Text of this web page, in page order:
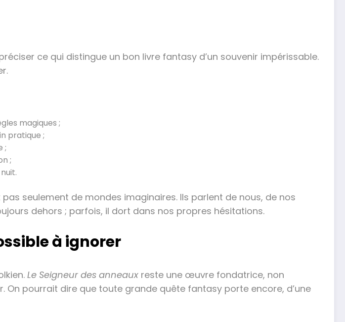
ce qui distingue un bon livre fantasy d’un souvenir impérissable.
magiques ;
pratique ;
;
;
seulement de mondes imaginaires. Ils parlent de nous, de nos
dehors ; parfois, il dort dans nos propres hésitations.
à ignorer
Le Seigneur des anneaux reste une œuvre fondatrice, non
pourrait dire que toute grande quête fantasy porte encore, d’une